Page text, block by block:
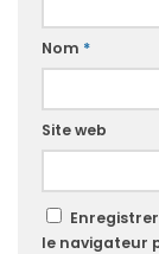
Nom *
Site web
le navigateur